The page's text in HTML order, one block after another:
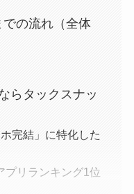
の流れ（全体
らタックスナッ
完結」に特化した
プリランキング1位